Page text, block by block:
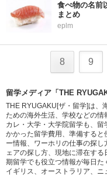
食べ物の名前
まとめ
eplm
8 9
留学メディア「THE
THE RYUGAKU[ザ・留学]は、
ための海外生活、学校などの情
カレ・大学・大学院留学も、
かかった留学費用、準備する
ー情報、ワーホリの仕事の探
ェアの探し方、現地に滞在す
期留学でも役立つ情報が毎日た
イギリス、オーストラリア、